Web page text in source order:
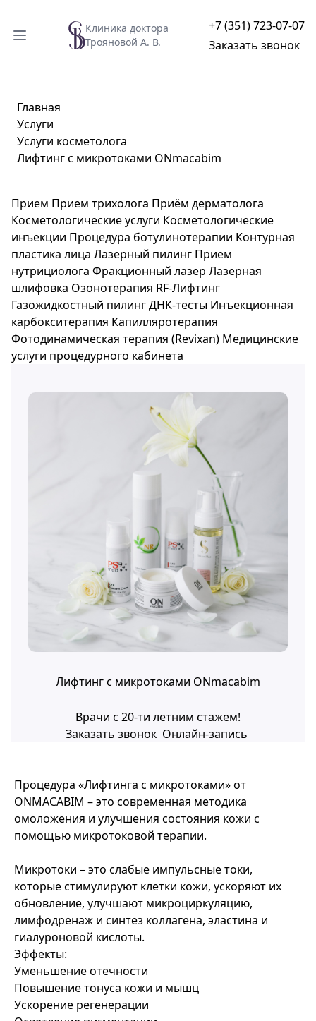
Клиника доктора
Трояновой А. В.
+7 (351) 723-07-07
Заказать звонок
Главная
Услуги
Услуги косметолога
Лифтинг с микротоками ONmacabim
Прием Прием трихолога Приём дерматолога
Косметологические услуги Косметологические
инъекции Процедура ботулинотерапии Контурная
пластика лица Лазерный пилинг Прием
нутрициолога Фракционный лазер Лазерная
шлифовка Озонотерапия RF-Лифтинг
Газожидкостный пилингДНК-тесты Инъекционная
карбокситерапия Капилляротерапия
Фотодинамическая терапия (Revixan) Медицинские
услуги процедурного кабинета
Лифтинг с микротоками ONmacabim
Врачи с 20-ти летним стажем!
Заказать звонок Онлайн-запись
Процедура «Лифтинга с микротоками» от
ONMACABIM – это современная методика
омоложения и улучшения состояния кожи с
помощью микротоковой терапии.
Микротоки – это слабые импульсные токи,
которые стимулируют клетки кожи, ускоряют их
обновление, улучшают микроциркуляцию,
лимфодренаж и синтез коллагена, эластина и
гиалуроновой кислоты.
Эффекты:
Уменьшение отечности
Повышение тонуса кожи и мышц
Ускорение регенерации